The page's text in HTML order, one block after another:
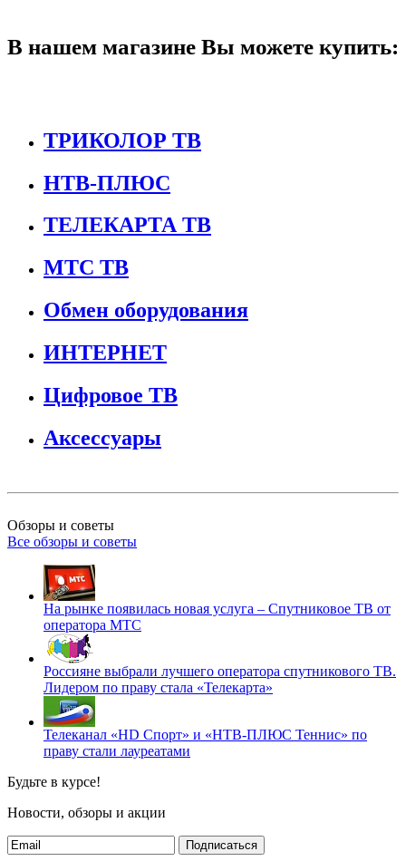
В нашем магазине Вы можете купить:
ТРИКОЛОР ТВ
НТВ-ПЛЮС
ТЕЛЕКАРТА ТВ
МТС ТВ
Обмен оборудования
ИНТЕРНЕТ
Цифровое ТВ
Аксессуары
Обзоры и советы
Все обзоры и советы
На рынке появилась новая услуга – Спутниковое ТВ от
оператора МТС
Россияне выбрали лучшего оператора спутникового ТВ.
Лидером по праву стала «Телекарта»
Телеканал «HD Спорт» и «НТВ-ПЛЮС Теннис» по
праву стали лауреатами
Будьте в курсе!
Новости, обзоры и акции
Подписаться